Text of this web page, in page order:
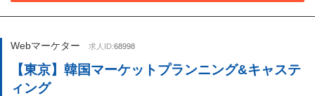
Webマーケター 求人ID:68998
【東京】韓国マーケットプランニング&キャステ
ィング